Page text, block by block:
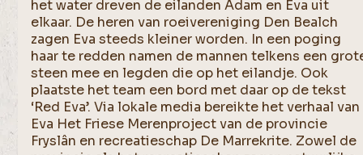
het water dreven de eilanden Adam en Eva uit
elkaar. De heren van roeivereniging Den Bealch
zagen Eva steeds kleiner worden. In een poging
haar te redden namen de mannen telkens een
steen mee en legden die op het eilandje. Ook
plaatste het team een bord met daar op de tekst
‘Red Eva’. Via lokale media bereikte het verhaal van
Eva Het Friese Merenproject van de provincie
Fryslân en recreatieschap De Marrekrite. Zowel de